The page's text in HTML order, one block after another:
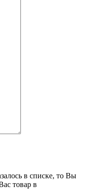
в списке, то Вы
товар в